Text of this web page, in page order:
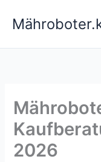
Inhalt
2026